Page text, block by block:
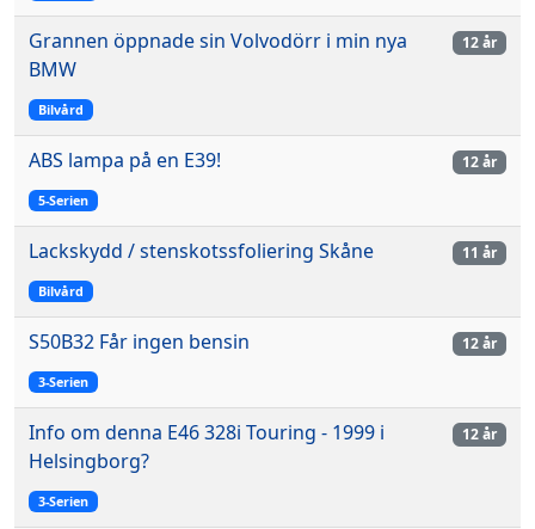
Grannen öppnade sin Volvodörr i min nya
BMW
Bilvård
12 år
ABS lampa på en E39!
5-Serien
12 år
Lackskydd / stenskotssfoliering Skåne
Bilvård
11 år
S50B32 Får ingen bensin
3-Serien
12 år
Info om denna E46 328i Touring - 1999 i
Helsingborg?
3-Serien
12 år